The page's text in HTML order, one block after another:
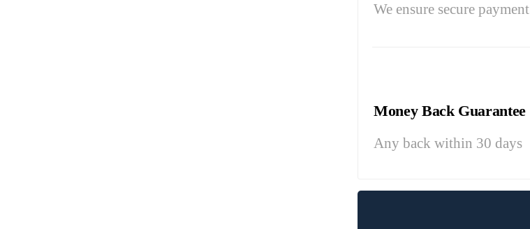
We ensure secure payment
Money Back Guarantee
Any back within 30 days